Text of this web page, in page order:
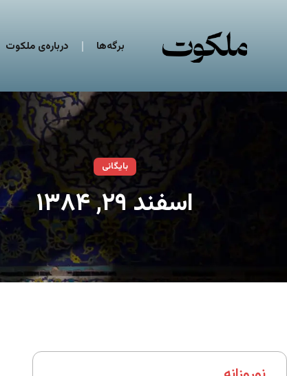
برگه‌ها درباره‌ی ملکوت
بایگانی
اسفند ۲۹, ۱۳۸۴